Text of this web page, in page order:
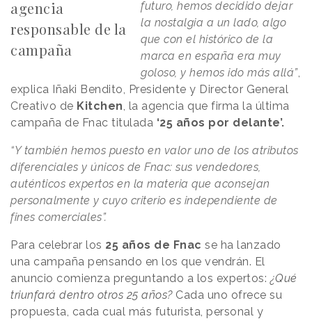
agencia
responsable de la
campaña
futuro, hemos decidido dejar
la nostalgia a un lado, algo
que con el histórico de la
marca en españa era muy
goloso, y hemos ido más allá”,
explica Iñaki Bendito, Presidente y Director General
Creativo de Kitchen, la agencia que firma la última
campaña de Fnac titulada ‘25 años por delante’.
“Y también hemos puesto en valor uno de los atributos
diferenciales y únicos de Fnac: sus vendedores,
auténticos expertos en la materia que aconsejan
personalmente y cuyo criterio es independiente de
fines comerciales”.
Para celebrar los 25 años de Fnac se ha lanzado
una campaña pensando en los que vendrán. El
anuncio comienza preguntando a los expertos:¿Qué
triunfará dentro otros 25 años? Cada uno ofrece su
propuesta, cada cual más futurista, personal y